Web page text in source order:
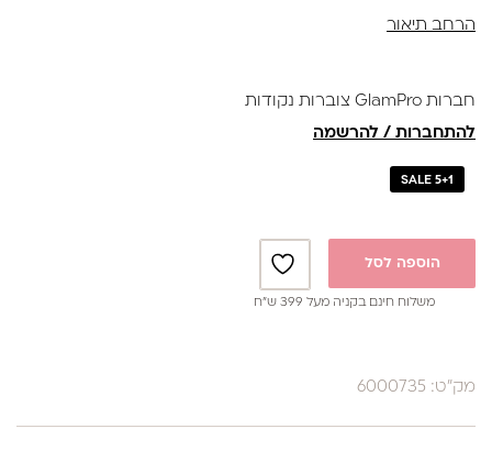
הרחב תיאור
חברות GlamPro צוברות נקודות
להתחברות / להרשמה
SALE 5+1
הוספה לסל
משלוח חינם בקניה מעל 399 ש”ח
מק"ט: 6000735